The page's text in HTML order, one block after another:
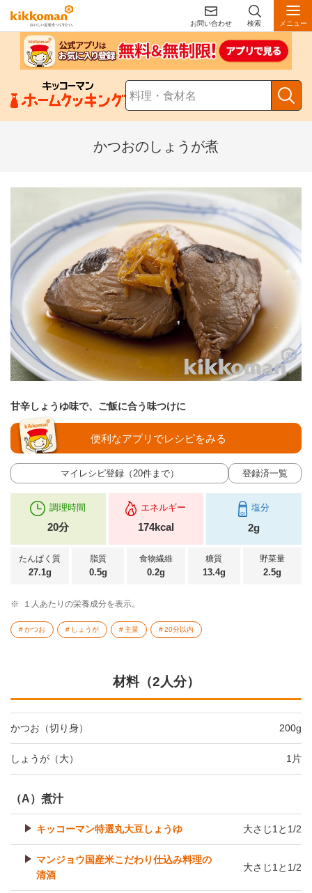
お問い合わせ 検索 メニュー
かつおのしょうが煮
甘辛しょうゆ味で、ご飯に合う味つけに
マイレシピ登録（20件まで） 登録済一覧
便利なアプリでレシピをみる
調理時間
20分
エネルギー
174kcal
塩分
2g
たんぱく質
27.1g
脂質
0.5g
食物繊維
0.2g
糖質
13.4g
野菜量
2.5g
※ １人あたりの栄養成分を表示。
かつお しょうが 主菜 20分以内
材料（2人分）
かつお（切り身） 200g
しょうが（大） 1片
（A）煮汁
キッコーマン特選丸大豆しょうゆ 大さじ1と1/2
マンジョウ国産米こだわり仕込み料理の
清酒
大さじ1と1/2